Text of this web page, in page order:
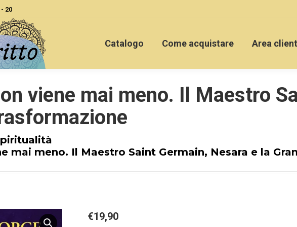
20
Catalogo Come acquistare Area
viene mai meno. Il Maestro
mai meno. Il Maestro Saint Germain, Nesara e la
€19,90